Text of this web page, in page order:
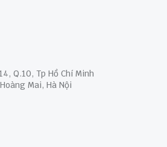
Q.10, Tp Hồ Chí Minh
Mai, Hà Nội